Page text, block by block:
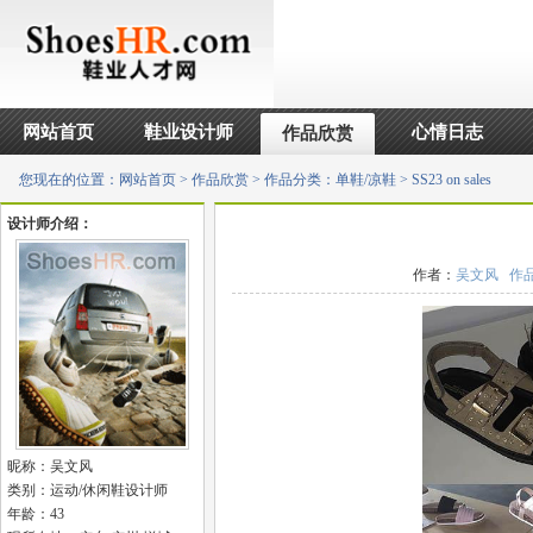
网站首页 鞋业设计师 作品欣赏 心情日志
您现在的位置： 网站首页 > 作品欣赏 > 作品分类：单鞋/凉鞋 > SS23 on sales
设计师介绍：
昵称：吴文风
类别：运动/休闲鞋设计师
年龄：43
作者： 吴文风 作